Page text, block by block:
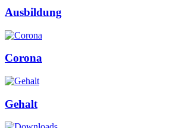
Ausbildung
Corona
Gehalt